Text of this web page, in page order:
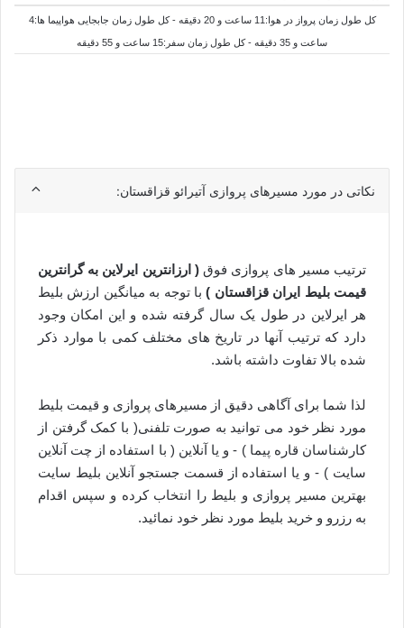
کل طول زمان پرواز در هوا:11 ساعت و 20 دقیقه - کل طول زمان جابجایی هواپیما ها:4
ساعت و 35 دقیقه - کل طول زمان سفر:15 ساعت و 55 دقیقه
نکاتی در مورد مسیرهای پروازی آتیرائو قزاقستان:
ترتیب مسیر های پروازی فوق( ارزانترین ایرلاین به گرانترین
قیمت بلیط ایران قزاقستان )با توجه به میانگین ارزش بلیط
هر ایرلاین در طول یک سال گرفته شده و این امکان وجود
دارد که ترتیب آنها در تاریخ های مختلف کمی با موارد ذکر
شده بالا تفاوت داشته باشد.
لذا شما برای آگاهی دقیق از مسیرهای پروازی و قیمت بلیط
مورد نظر خود می توانید به صورت تلفنی( با کمک گرفتن از
کارشناسان قاره پیما ) - و یا آنلاین ( با استفاده از چت آنلاین
سایت ) - و یا استفاده از قسمت جستجو آنلاین بلیط سایت
بهترین مسیر پروازی و بلیط را انتخاب کرده و سپس اقدام
به رزرو و خرید بلیط مورد نظر خود نمائید.